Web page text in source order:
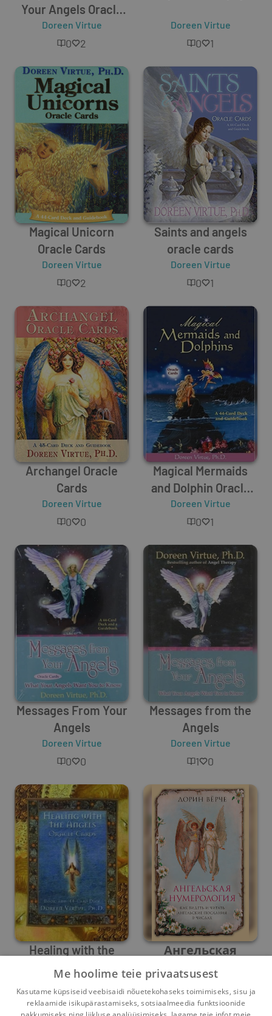
Your Angels Oracle
Cards
Doreen Virtue
0 2
Doreen Virtue
0 1
Magical Unicorn
Oracle Cards
Doreen Virtue
0 2
Saints and angels
oracle cards
Doreen Virtue
0 1
Archangel Oracle
Cards
Doreen Virtue
0 0
Magical Mermaids
and Dolphin Oracle
Cards
Doreen Virtue
0 1
Messages From Your
Angels
Doreen Virtue
0 0
Messages from the
Angels
Doreen Virtue
1 0
Healing with the
Angels
0 1
Ангельская
нумерология
Дорин Вёрче
0 0
Me hoolime teie privaatsusest
Kasutame küpsiseid veebisaidi nõuetekohaseks toimimiseks, sisu ja
reklaamide isikupärastamiseks, sotsiaalmeedia funktsioonide